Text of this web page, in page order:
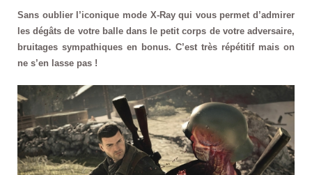
Sans oublier l’iconique mode X-Ray qui vous permet d’admirer
lesdégâts de votre balle dans le petit corps de votreadversaire,
bruitages sympathiques en bonus. C’est très répétitif mais on
ne s’en lasse pas !